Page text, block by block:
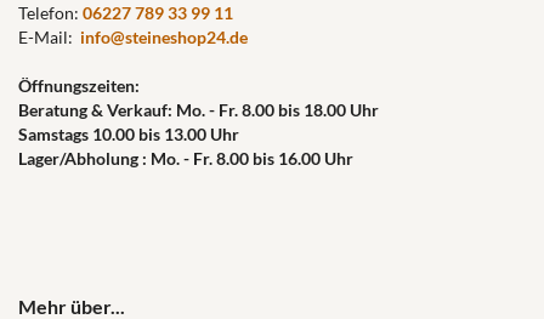
Telefon: 06227 789 33 99 11
E-Mail: info@steineshop24.de
Öffnungszeiten:
Beratung & Verkauf: Mo. - Fr. 8.00 bis 18.00 Uhr
Samstags 10.00 bis 13.00 Uhr
Lager/Abholung : Mo. - Fr. 8.00 bis 16.00 Uhr
Mehr über...